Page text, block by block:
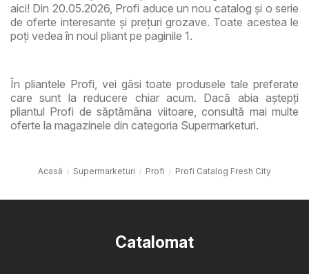
aici! Din 20.05.2026, Profi aduce un nou catalog și o serie
de oferte interesante și prețuri grozave. Toate acestea le
poți vedea în noul pliant pe paginile 1.
În pliantele Profi, vei găsi toate produsele tale preferate
care sunt la reducere chiar acum. Dacă abia aștepți
pliantul Profi de săptămâna viitoare, consultă mai multe
oferte la magazinele din categoria Supermarketuri.
Acasă Supermarketuri Profi Profi Catalog Fresh City
Catalomat